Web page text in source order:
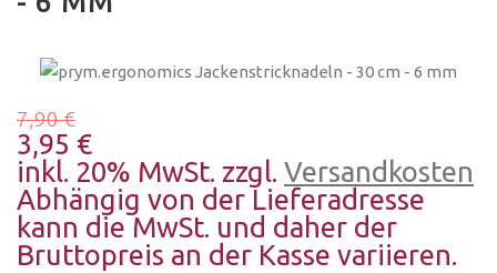
7,90 €
3,95 €
inkl. 20% MwSt. zzgl. Versandkosten
Abhängig von der Lieferadresse
kann die MwSt. und daher der
Bruttopreis an der Kasse variieren.